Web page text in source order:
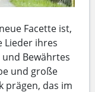
Facette ist,
Lieder ihres
Bewährtes
und große
prägen, das im